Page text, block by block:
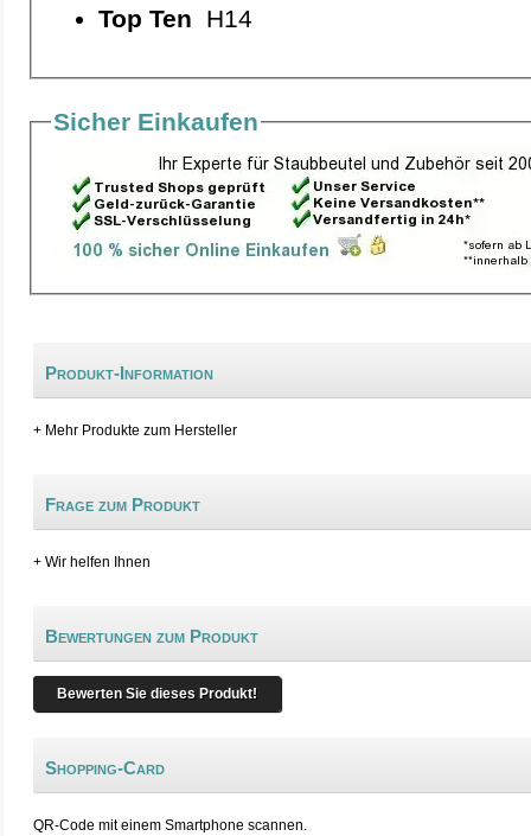
Top Ten H14
Sicher Einkaufen
Produkt-Information
+ Mehr Produkte zum Hersteller
Frage zum Produkt
+ Wir helfen Ihnen
Bewertungen zum Produkt
Bewerten Sie dieses Produkt!
Shopping-Card
QR-Code mit einem Smartphone scannen.